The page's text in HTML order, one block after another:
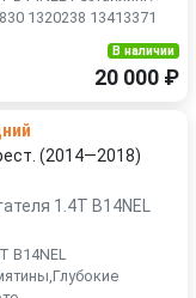
1320238 13413371
В наличии
20 000 ₽
(2014—2018)
1.4T B14NEL
B14NEL